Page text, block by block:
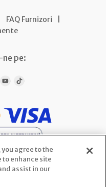
FAQ Furnizori
pe:
agree to the
to enhance site
assist in our